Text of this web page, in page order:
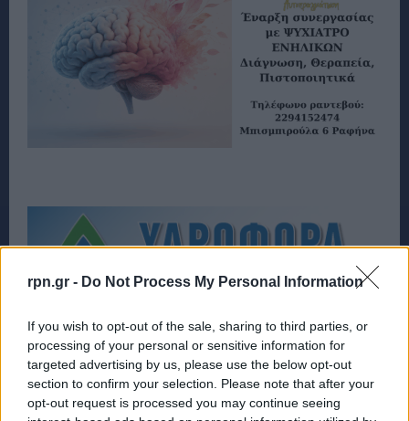
rpn.gr - Do Not Process My Personal Information
If you wish to opt-out of the sale, sharing to third parties, or
processing of your personal or sensitive information for
targeted advertising by us, please use the below opt-out
section to confirm your selection. Please note that after your
opt-out request is processed you may continue seeing